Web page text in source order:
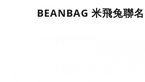
BEANBAG 米飛兔聯